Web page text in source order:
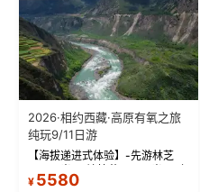
2026·相约西藏·高原有氧之旅
纯玩9/11日游
【海拔递进式体验】-先游林芝
测 99%游客零高反 。 【贴心保
¥ 5580